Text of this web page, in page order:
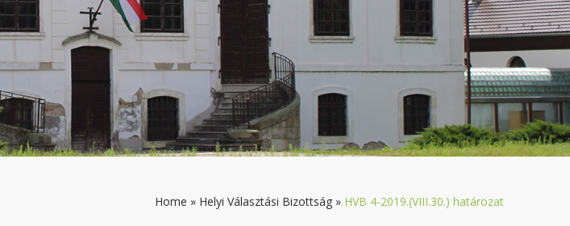
Home » Helyi Választási Bizottság » HVB 4-2019.(VIII.30.) határozat